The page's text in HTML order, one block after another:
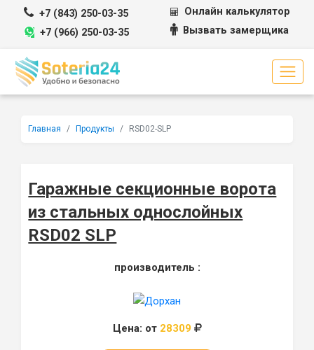
Перейти к содержимому
+7 (843) 250-03-35
+7 (966) 250-03-35
Онлайн калькулятор
Вызвать замерщика
Главная Продукты RSD02-SLP
Гаражные секционные ворота
из стальных однослойных
RSD02 SLP
производитель :
Цена: от 28309